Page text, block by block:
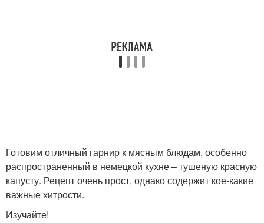
Готовим отличный гарнир к мясным блюдам, особенно
распространенный в немецкой кухне – тушеную красную
капусту. Рецепт очень прост, однако содержит кое-какие
важные хитрости.
Изучайте!